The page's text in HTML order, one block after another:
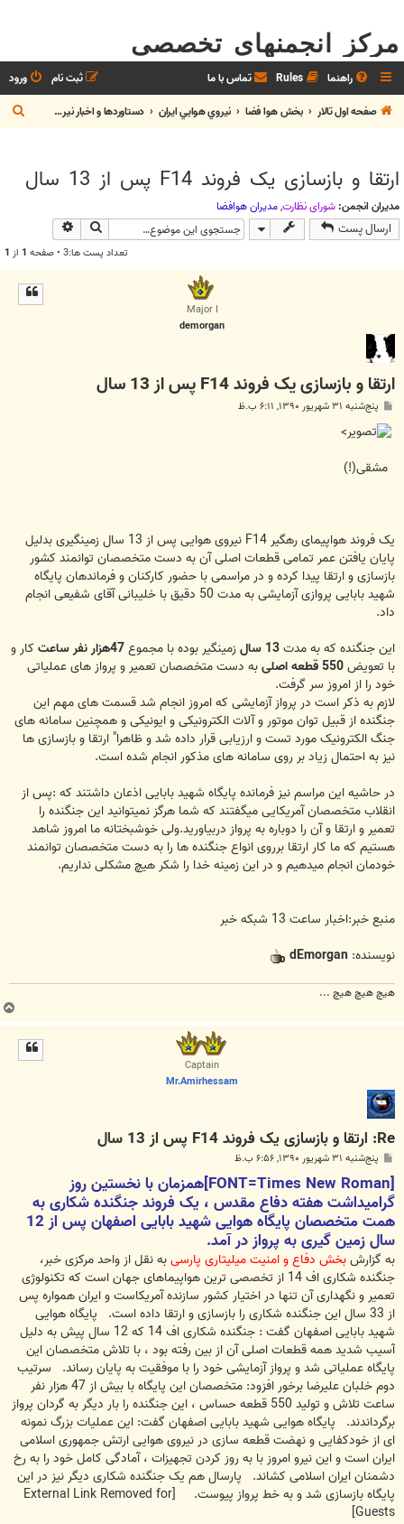
مرکز انجمنهای تخصصی
راهنما Rules تماس با ما ورود
ثبت نام
صفحه اول تالار
بخش هوا فضا نيروي هوايي ايران دستاوردها و اخبار نيروي هوايي
س
ارتقا و بازسازی یک فروند F14 پس از 13 سال
مدیران انجمن: شوراي نظارت,مديران هوافضا
ارسال پست جستجو
تعداد پست ها:3 • صفحه 1 از 1
Major I
demorgan
ارتقا و بازسازی یک فروند F14 پس از 13 سال
س
ت
پنج‌شنبه ۳۱ شهریور ۱۳۹۰, ۶:۱۱ ب.ظ
>
مشقی(!)
یک فروند هواپیمای رهگیر F14 نیروی هوایی پس از 13 سال زمینگیری بدلیل
پایان یافتن عمر تمامی قطعات اصلی آن به دست متخصصان توانمند کشور
بازسازی و ارتقا پیدا کرده و در مراسمی با حضور کارکنان و فرماندهان پایگاه
شهید بابایی پروازی آزمایشی به مدت 50 دقیق با خلیبانی آقای شفیعی انجام
داد.
این جنگنده که به مدت13 سال زمینگیر بوده با مجموع
کار و
با تعویض550 قطعه اصلی
به دست متخصصان تعمیر و پرواز های عملیاتی
خود را از امروز سر گرفت.
لازم به ذکر است در پرواز آزمایشی که امروز انجام شد قسمت های مهم این
جنگنده از قبیل توان موتور و آلات الکترونیکی و ایونیکی و همچنین سامانه های
جنگ الکترونیک مورد تست و ارزیابی قرار داده شد و ظاهرا" ارتقا و بازسازی ها
نیز به احتمال زیاد بر روی سامانه های مذکور انجام شده است.
در حاشیه این مراسم نیز فرمانده پایگاه شهید بابایی اذعان داشتند که :پس از
انقلاب متخصصان آمریکایی میگفتند که شما هرگز نمیتوانید این جنگنده را
تعمیر و ارتقا و آن را دوباره به پرواز دربیاورید.ولی خوشبختانه ما امروز شاهد
هستیم که ما کار ارتقا برروی انواع جنگنده ها را به دست متخصصان توانمند
خودمان انجام میدهیم و در این زمینه خدا را شکر هیچ مشکلی نداریم.
منبع خبر:اخبار ساعت 13 شبکه خبر
نویسنده: dEmorgan
هیچ هیچ هیچ ...
Captain
Mr.Amirhessam
Re: ارتقا و بازسازی یک فروند F14 پس از 13 سال
س
ت
پنج‌شنبه ۳۱ شهریور ۱۳۹۰, ۶:۵۶ ب.ظ
[FONT=Times New Roman]همزمان با نخستین روز
گرامیداشت هفته دفاع مقدس ، یک فروند جنگنده شکاری به
همت متخصصان پایگاه هوایی شهید بابایی اصفهان پس از 12
سال زمین گیری به پرواز در آمد.
به گزارشبخش دفاع و امنیت میلیتاری پارسیبه نقل از واحد مرکزی خبر،
جنگنده شکاری اف 14 از تخصصی ترین هواپیماهای جهان است که تکنولوژی
تعمیر و نگهداری آن تنها در اختیار کشور سازنده آمریکاست و ایران همواره پس
از 33 سال این جنگنده شکاری را بازسازی و ارتقا داده است. پایگاه هوایی
شهید بابایی اصفهان گفت : جنگنده شکاری اف 14 که 12 سال پیش به دلیل
آسیب شدید همه قطعات اصلی آن از بین رفته بود ، با تلاش متخصصان این
پایگاه عملیاتی شد و پرواز آزمایشی خود را با موفقیت به پایان رساند. سرتیب
دوم خلبان علیرضا برخور افزود: متخصصان این پایگاه با بیش از 47 هزار نفر
ساعت تلاش و تولید 550 قطعه حساس ، این جنگنده را بار دیگر به گردان پرواز
برگرداندند. پایگاه هوایی شهید بابایی اصفهان گفت: این عملیات بزرگ نمونه
ای از خودکفایی و نهضت قطعه سازی در نیروی هوایی ارتش جمهوری اسلامی
ایران است و این نیرو امروز با به روز کردن تجهیزات ، آمادگی کامل خود را به رخ
دشمنان ایران اسلامی کشاند. پارسال هم یک جنگنده شکاری دیگر نیز در این
پایگاه بازسازی شد و به خط پرواز پیوست.
[External Link Removed for
Guests]